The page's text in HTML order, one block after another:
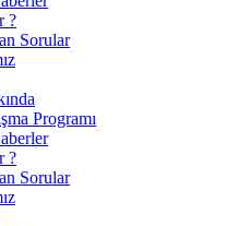
?
Sorular
Programı
?
Sorular